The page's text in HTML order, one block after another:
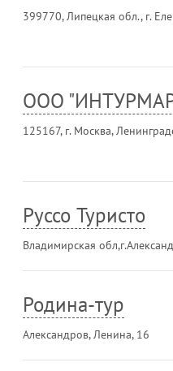
399770, Липецкая обл., г.
ООО
125167, г. Москва,
Руссо Туристо
Владимирская
Родина-тур
Александров, Ленина, 16